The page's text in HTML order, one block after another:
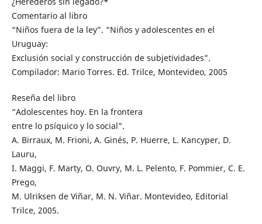
Comentario al libro
“Niños fuera de la ley”. “Niños y adolescentes en el
Uruguay:
Exclusión social y construcción de subjetividades”.
Compilador: Mario Torres. Ed. Trilce, Montevideo, 2005
Reseña del libro
“Adolescentes hoy. En la frontera
entre lo psíquico y lo social”.
A. Birraux, M. Frioni, A. Ginés, P. Huerre, L. Kancyper, D.
Lauru,
I. Maggi, F. Marty, O. Ouvry, M. L. Pelento, F. Pommier, C. E.
Prego,
M. Ulriksen de Viñar, M. N. Viñar. Montevideo, Editorial
Trilce, 2005.